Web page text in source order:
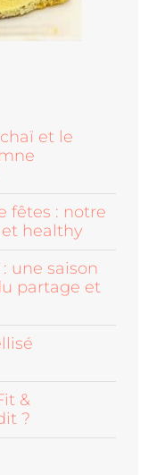
et le
fêtes : notre
healthy
une saison
partage et
&
?